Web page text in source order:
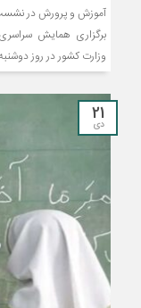
آموزش و پرورش در
برگزاری همایش
وزارت کشور در روز دوشنبه ۲۵ دی ماه ۱۴۰۲ خبر
21
دی